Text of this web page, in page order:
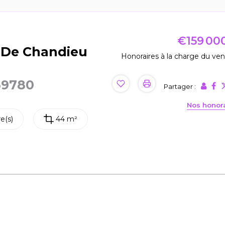
Chandieu
44 m²
€159
Honoraires à la charge du
Partager :
Nos